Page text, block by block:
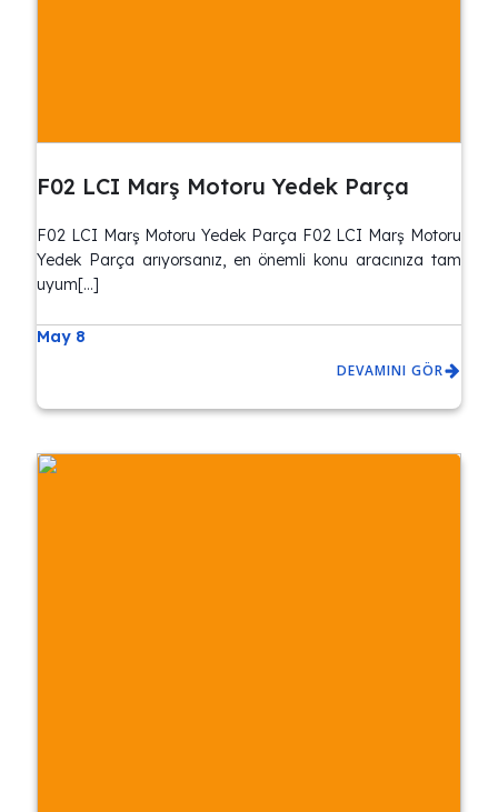
F02 LCI Marş Motoru Yedek Parça
F02 LCI Marş Motoru Yedek Parça F02 LCI Marş Motoru
Yedek Parça arıyorsanız, en önemli konu aracınıza tam
uyum[…]
May 8
DEVAMINI GÖR